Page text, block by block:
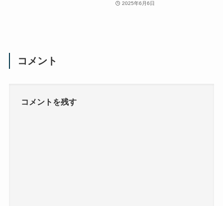
2025年6月6日
コメント
コメントを残す